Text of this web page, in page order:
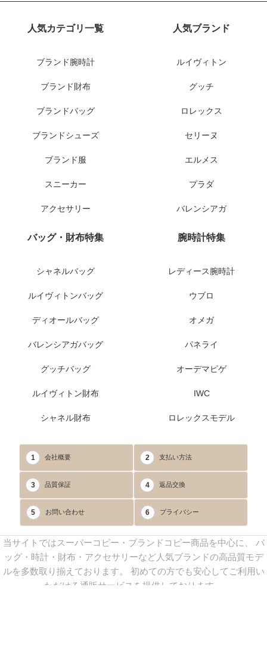
人気カテゴリ一覧
ブランド腕時計
ブランド財布
ブランドバッグ
ブランドシューズ
ブランド服
スニーカー
アクセサリー
人気ブランド
ルイヴィトン
グッチ
ロレックス
セリーヌ
エルメス
プラダ
バレンシアガ
バッグ・財布特集
シャネルバッグ
ルイヴィトンバッグ
ディオールバッグ
バレンシアガバッグ
グッチバッグ
ルイヴィトン財布
シャネル財布
腕時計特集
レディース腕時計
ウブロ
オメガ
パネライ
オーデマピゲ
IWC
ロレックスモデル
1 会社概要 2 支払い方法
3 品質保証 4 返品交換
5 お問い合わせ 6 プライバシー
当サイトではスーパーコピー・ブランドコピー商品を中心に、 バ
ッグ・時計・財布・アクセサリーなど人気ブランドの高品質モデ
ルを多数取り揃えております。 初めての方でも安心してご利用い
ただける通販サービスを提供しております。